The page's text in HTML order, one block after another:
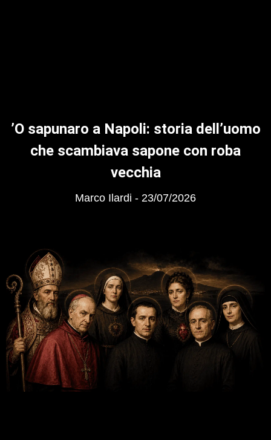
’O sapunaro a Napoli: storia dell’uomo
che scambiava sapone con roba
vecchia
Marco Ilardi 23/07/2026